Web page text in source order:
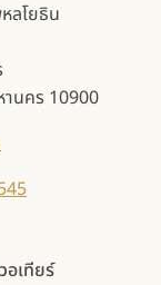
ลโยธิน
นคร 10900
อเทียร์